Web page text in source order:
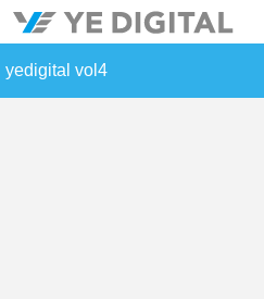
yedigital vol4